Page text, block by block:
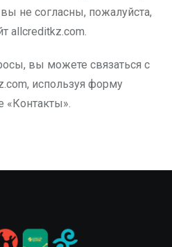
не согласны, пожалуйста,
allcreditkz.com.
вы можете связаться с
используя форму
«Контакты».